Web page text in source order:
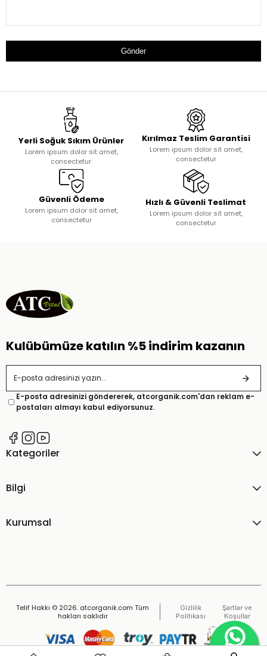
Gönder
Yerli Soğuk Sıkım Ürünler
Lorem ipsum dolor sit amet,
consectetur.
Kırılmaz Teslim Garantisi
Lorem ipsum dolor sit amet,
consectetur
Güvenli Ödeme
Lorem ipsum dolor sit amet,
consectetur
Hızlı & Güvenli Teslimat
Lorem ipsum dolor sit amet,
consectetur
Kulübümüze katılın %5 indirim kazanın
E-posta adresinizi göndererek, atcorganik.com'dan reklam e-
postaları almayı kabul ediyorsunuz.
Kategoriler
Bilgi
Kurumsal
Telif Hakkı © 2026. atcorganik.com Tüm
hakları saklıdır
Gizlilik
Politikası
Şartlar ve
Koşullar